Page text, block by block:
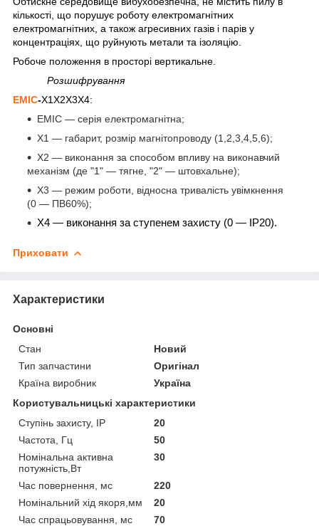
кількості, що порушує роботу електромагнітних
електромагнітних, а також агресивних газів і парів у
концентраціях, що руйнують метали та ізоляцію.
Робоче положення в просторі вертикальне.
Розшифрування
ЕМІС-Х1Х2Х3Х4:
ЕМІС — серія електромагнітна;
Х1 — габарит, розмір магнітопроводу (1,2,3,4,5,6);
Х2 — виконання за способом впливу на виконавчий
механізм (де "1" — тягне, "2" — штовхальне);
Х3 — режим роботи, відносна тривалість увімкнення
(0 — ПВ60%);
Х4 — виконання за ступенем захисту (0 — IP20).
Приховати
Характеристики
Основні
Стан
Новий
Тип запчастини
Оригінал
Країна виробник
Україна
Користувальницькі характеристики
Ступінь захисту, IP
20
Частота, Гц
50
Номінальна активна
потужність,Вт
30
Час повернення, мс
220
Номінальний хід якоря,мм
20
Час спрацьовування, мс
70